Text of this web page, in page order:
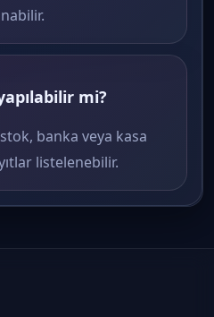
mi?
banka veya kasa
listelenebilir.